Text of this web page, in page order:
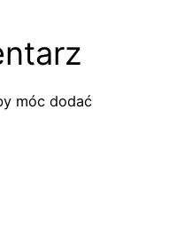
móc dodać